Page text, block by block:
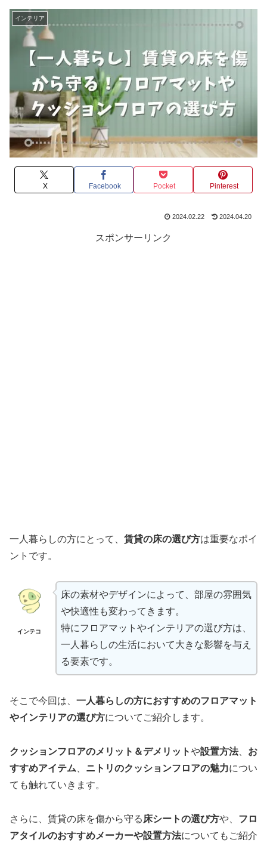
インテリア
X Facebook Pocket Pinterest
2024.02.22 2024.04.20
スポンサーリンク
一人暮らしの方にとって、 賃貸の床の選び方は重要なポイ
ントです。
インテコ
床の素材やデザインによって、部屋の雰囲気
や快適性も変わってきます。
特にフロアマットやインテリアの選び方は、
一人暮らしの生活において大きな影響を与え
る要素です。
そこで今回は、 一人暮らしの方におすすめのフロアマット
やインテリアの選び方についてご紹介します。
クッションフロアのメリット＆デメリットや設置方法、 お
すすめアイテム
ニトリのクッションフロアの魅力につい
ても触れていきます。
さらに、賃貸の床を傷から守る 床シートの選び方や、 フロ
アタイルのおすすめメーカーや設置方法についてもご紹介